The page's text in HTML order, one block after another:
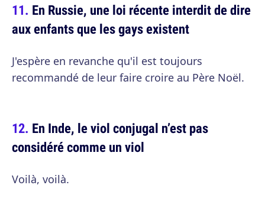
En Russie, une loi récente interdit de dire
aux enfants que les gays existent
J'espère en revanche qu'il est toujours
recommandé de leur faire croire au Père Noël.
En Inde, le viol conjugal n’est pas
considéré comme un viol
Voilà, voilà.